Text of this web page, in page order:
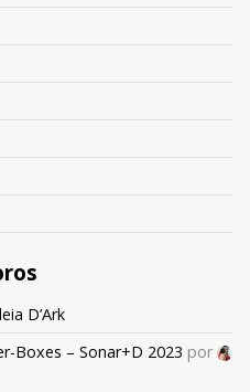
D’Ark
Boxes – Sonar+D 2023 por